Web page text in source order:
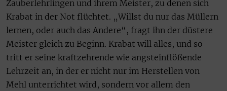
Zauberlehrlingen und ihrem Meister, zu denen sich
Krabat in der Not flüchtet. „Willst du nur das Müllern
lernen, oder auch das Andere“, fragt ihn der düstere
Meister gleich zu Beginn. Krabat will alles, und so
tritt er seine kraftzehrende wie angsteinflößende
Lehrzeit an, in der er nicht nur im Herstellen von
Mehl unterrichtet wird, sondern vor allem den